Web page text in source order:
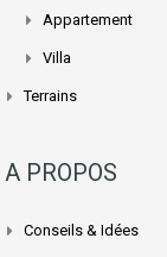
Appartement
Villa
Terrains
A PROPOS
Conseils & Idées